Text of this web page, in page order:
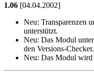
1.06 [04.04.2002]
Neu: Transparenzen
unterstützt.
Neu: Das Modul
den Versions-Checker.
Neu: Das Modul wird